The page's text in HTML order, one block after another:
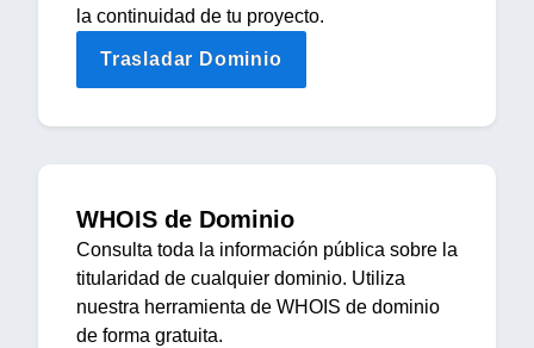
la continuidad de tu proyecto.
Trasladar Dominio
WHOIS de Dominio
Consulta toda la información pública sobre la
titularidad de cualquier dominio. Utiliza
nuestra herramienta de WHOIS de dominio
de forma gratuita.